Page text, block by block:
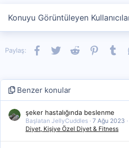
:
Konuyu Görüntüleyen
Paylaş: Facebook
TwitterReddit Pinterest
Benzer konular
şeker hastalığında beslenme
Başlatan JellyCuddles 7 Ağu 2023
Diyet, Kişiye Özel Diyet & Fitness